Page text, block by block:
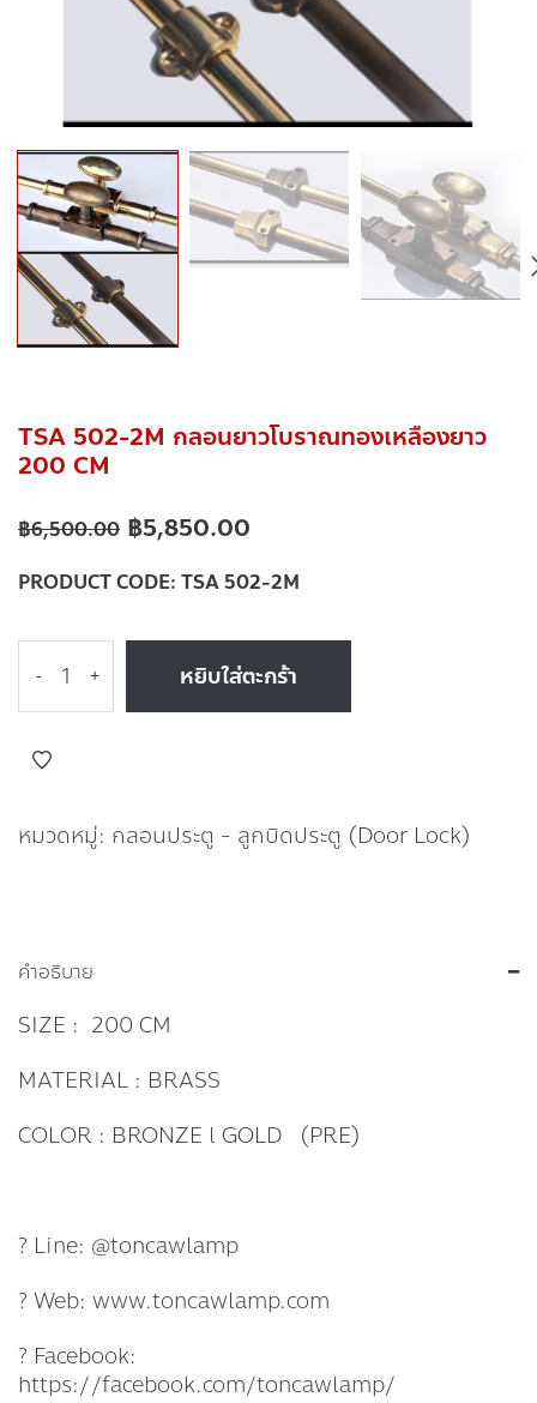
TSA 502-2M กลอนยาวโบราณทองเหลืองยาว
200 CM
฿6,500.00 ฿5,850.00
PRODUCT CODE: TSA 502-2M
- + หยิบใส่ตะกร้า
หมวดหมู่: กลอนประตู - ลูกบิดประตู (Door Lock)
คำอธิบาย
SIZE : 200 CM
MATERIAL : BRASS
COLOR : BRONZE l GOLD (PRE)
? Line: @toncawlamp
? Web: www.toncawlamp.com
? Facebook:
https://facebook.com/toncawlamp/